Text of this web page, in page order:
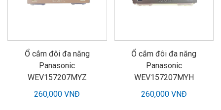
Ổ cắm đôi đa năng
Panasonic
WEV157207MYZ
260,000 VNĐ
Ổ cắm đôi đa năng
Panasonic
WEV157207MYH
260,000 VNĐ